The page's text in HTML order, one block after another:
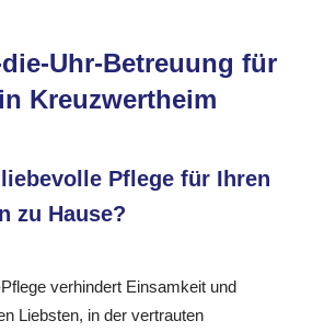
Uhr-Betreuung für
Kreuzwertheim
Pflege für Ihren
zu Hause?
verhindert Einsamkeit und
Liebsten, in der vertrauten